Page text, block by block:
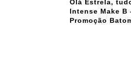
Olá Estrela,
Intense Make B
Promoção